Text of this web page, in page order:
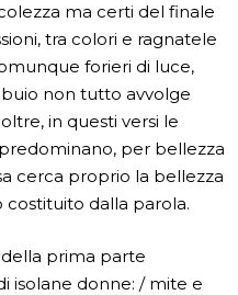
ma certi del finale
tra colori e ragnatele
forieri di luce,
non tutto avvolge
in questi versi le
per bellezza
cerca proprio la bellezza
costituito dalla parola.
della prima parte
isolane donne: / mite e